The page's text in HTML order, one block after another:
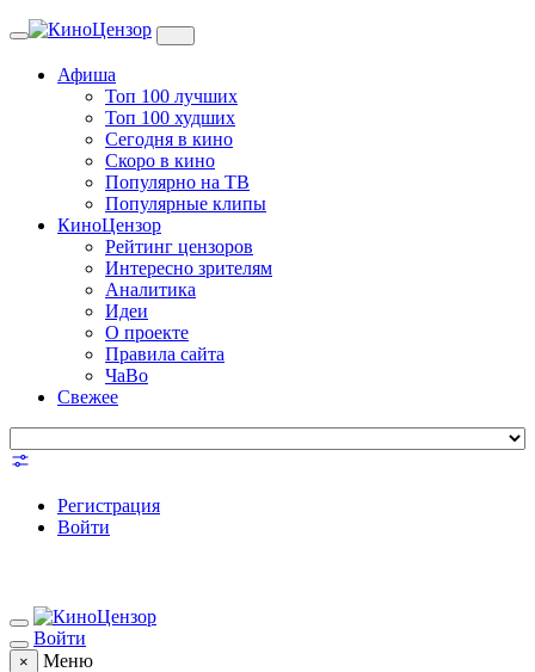
Toggle
Афиша
Топ 100 лучших
Топ 100 худших
Сегодня в кино
Скоро в кино
Популярно на ТВ
Популярные клипы
КиноЦензор
Рейтинг цензоров
Интересно зрителям
Аналитика
Идеи
О проекте
Правила сайта
ЧаВо
Свежее
Регистрация
Войти
Войти
× Меню